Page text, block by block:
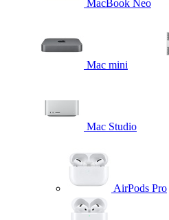
MacBook Neo
Mac mini
Mac Studio
AirPods Pro